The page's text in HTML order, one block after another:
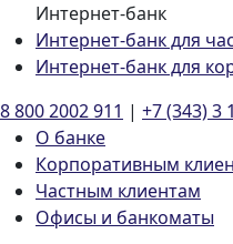
Интернет-банк
Интернет-банк для
Интернет-банк для
8 800 2002 911 | +7 (343) 3
О банке
Корпоративным
Частным клиентам
Офисы и банкоматы